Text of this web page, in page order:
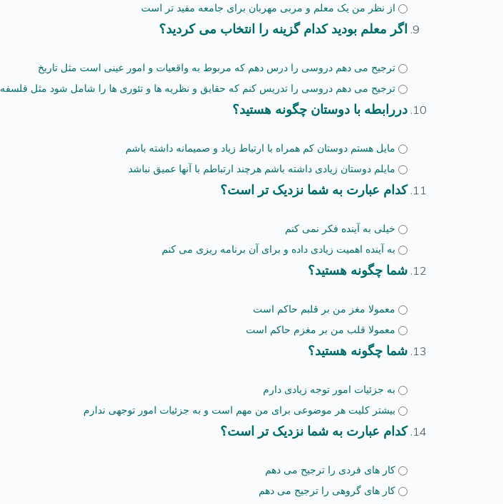
از نظر من یک معلم و مربی مهربان برای جامعه مفید تر است
اگر معلم بودید کدام گزینه را انتخاب می کردید؟
ترجیح می دهم دروسی را درس دهم که مربوط به واقعیات و امور عینی است مثل تاریخ
ترجیح می دهم دروسی را تدریس کنم که حقایق و نظریه ها و تئوری ها را شامل شود مثل فلسفه
دررابطه با دوستان چگونه هستید؟
مایل هستم دوستان کم همراه با ارتباط زیاد و صمیمانه داشته باشم
مایلم دوستان زیادی داشته باشم هرچند ارتباطم با آنها عمیق نباشد
کدام عبارت به شما نزدیک تر است؟
خیلی به آینده فکر نمی کنم
به آینده اهمیت زیادی داده و برای آن برنامه ریزی می کنم
شما چگونه هستید؟
معمولا مغز من بر قلبم حاکم است
معمولا قلب من بر مغزم حاکم است
شما چگونه هستید؟
به جزئیات امور توجه زیادی دارم
بیشتر کلیت هر موضوعی برای من مهم است و به جزئیات امور توجهی ندارم
کدام عبارت به شما نزدیک تر است؟
کار های فردی را ترجیح می دهم
کار های گروهی را ترجیح می دهم